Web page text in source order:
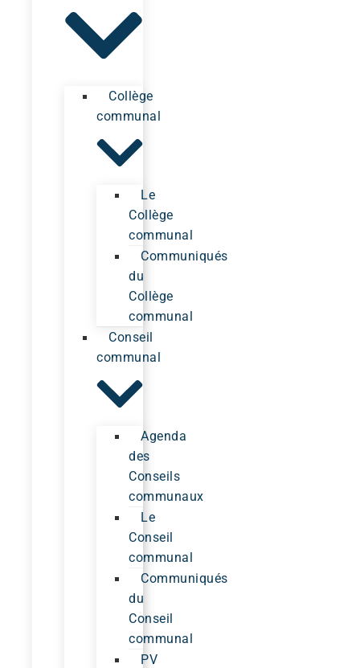
Collège
communal
Le
Collège
communal
Communiqués
du
Collège
communal
Conseil
communal
Agenda
des
Conseils
communaux
Le
Conseil
communal
Communiqués
du
Conseil
communal
PV